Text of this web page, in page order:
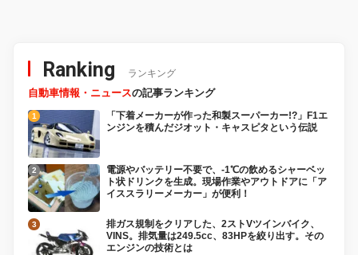
Ranking ランキング
自動車情報・ニュースの記事ランキング
「下着メーカーが作った和製スーパーカー!?」F1エ
ンジンを積んだジオット・キャスピタという伝説
電源やバッテリー不要で、-1℃の飲めるシャーベッ
ト状ドリンクを生成。現場作業やアウトドアに「ア
イススラリーメーカー」が便利！
排ガス規制をクリアした、2ストVツインバイク、
VINS。排気量は249.5cc、83HPを絞り出す。その
エンジンの技術とは